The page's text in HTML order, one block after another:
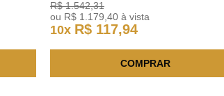
R$ 1.542,31
ou R$ 1 179 ,40 à vista
10x R$ 117,94
COMPRAR